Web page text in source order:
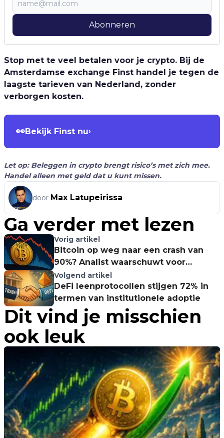
Abonneren
Stop met te veel betalen voor je crypto. Bij de
Amsterdamse exchange Finst handel je tegen de
laagste tarieven van Nederland, zonder
verborgen kosten.
👀Bekijk Finst nu›
Let op: Beleggen in crypto brengt risico’s met zich mee.
Handel alleen met geld dat u kunt missen.
door Max Latupeirissa
Ga verder met lezen
Vorig artikel
Bitcoin op weg naar een crash van
90%? Analist waarschuwt voor
dramatische daling
Volgend artikel
DeFi leenprotocollen stijgen 72% in
termen van institutionele adoptie
Dit vind je misschien
ook leuk